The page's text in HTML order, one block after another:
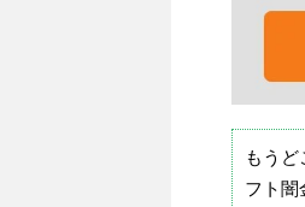
もう
フト闇